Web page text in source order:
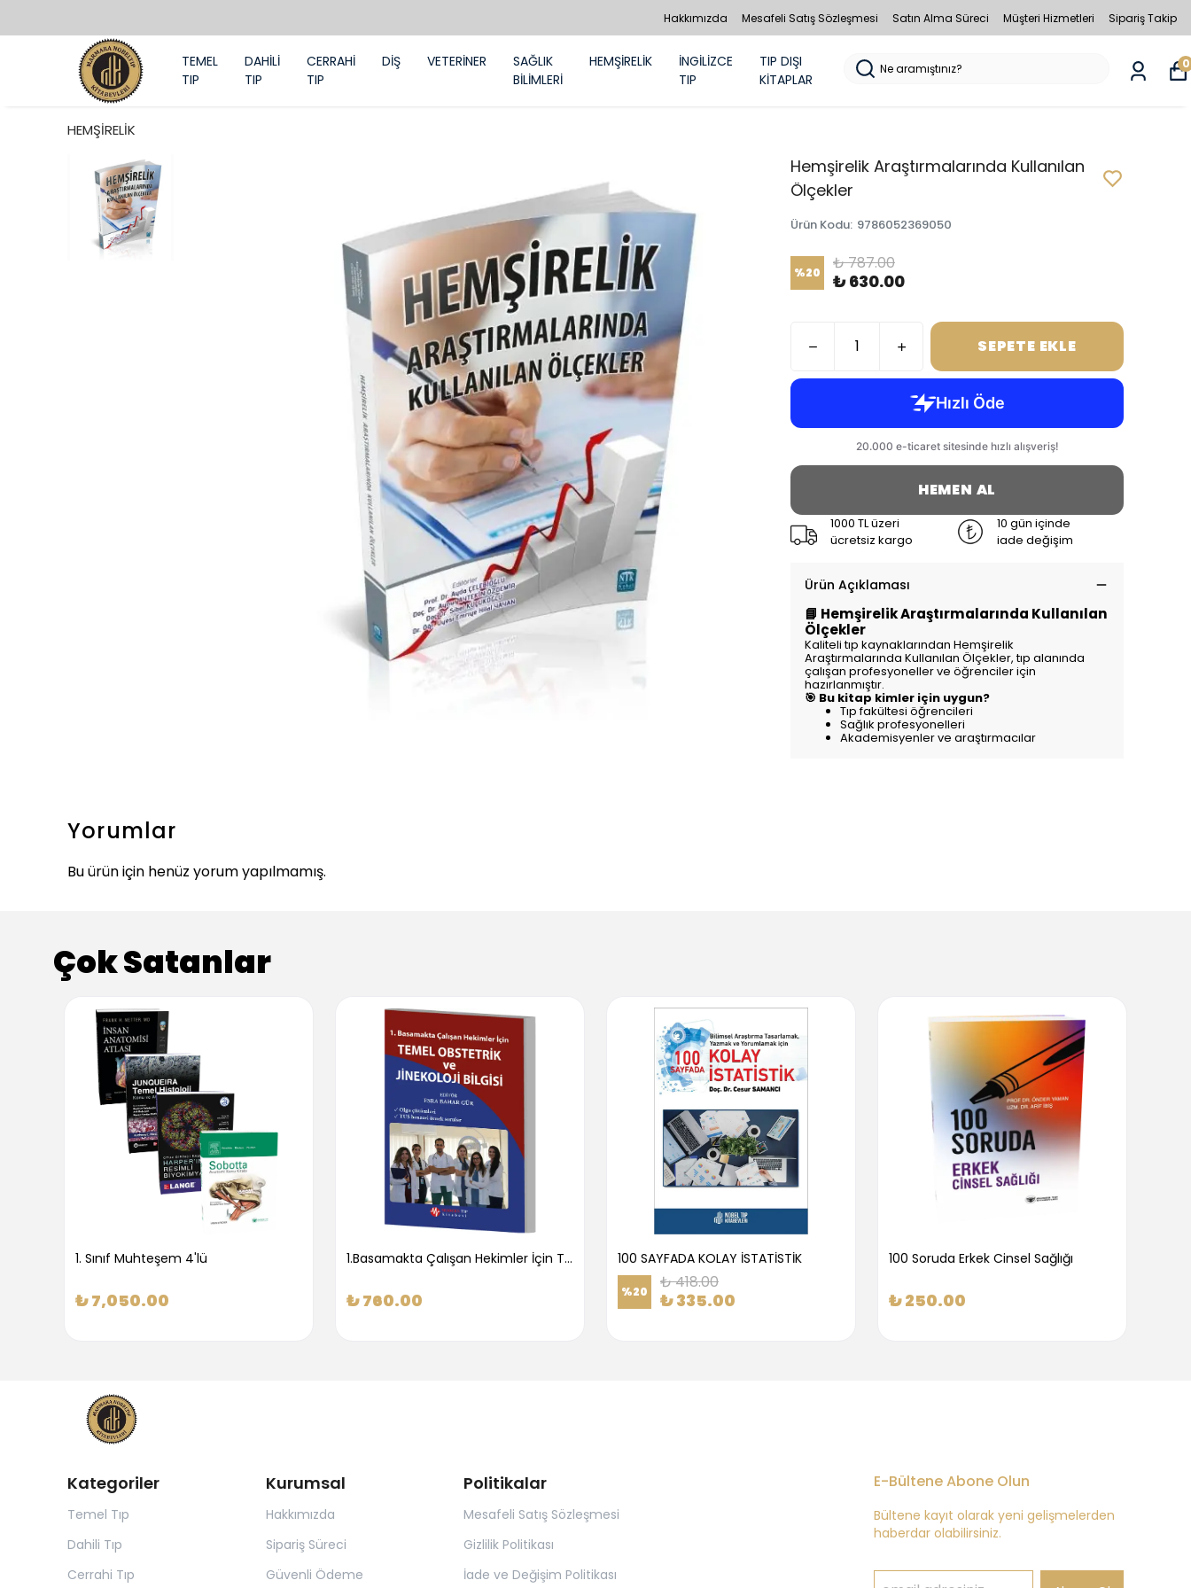
Hakkımızda Mesafeli Satış Sözleşmesi Satın Alma Süreci Müşteri Hizmetleri Sipariş Takip
TEMEL
TIP
DAHİLİ
TIP
CERRAHİ
TIP
DİŞ VETERİNER
SAĞLIK
BİLİMLERİ
HEMŞİRELİK
İNGİLİZCE
TIP
TIP DIŞI
KİTAPLAR
0
HEMŞİRELİK
Hemşirelik Araştırmalarında Kullanılan
Ölçekler
Ürün Kodu: 9786052369050
%20 ₺ 787.00
₺ 630.00
SEPETE EKLE
HEMEN AL
1000 TL üzeri
ücretsiz kargo
10 gün içinde
iade değişim
Ürün Açıklaması
📘 Hemşirelik Araştırmalarında Kullanılan
Ölçekler
Kaliteli tıp kaynaklarından Hemşirelik
Araştırmalarında Kullanılan Ölçekler, tıp alanında
çalışan profesyoneller ve öğrenciler için
hazırlanmıştır.
🎯 Bu kitap kimler için uygun?
Tıp fakültesi öğrencileri
Sağlık profesyonelleri
Akademisyenler ve araştırmacılar
Yorumlar
Bu ürün için henüz yorum yapılmamış.
Çok Satanlar
1. Sınıf Muhteşem 4'lü
₺ 7,050.00
1.Basamakta Çalışan Hekimler İçin Temel Obstetrik Ve Jinekoloji Bilgisi
₺ 760.00
100 SAYFADA KOLAY İSTATİSTİK
%20 ₺ 418.00
₺ 335.00
100 Soruda Erkek Cinsel Sağlığı
₺ 250.00
Kategoriler
Temel Tıp
Dahili Tıp
Cerrahi Tıp
Kurumsal
Hakkımızda
Sipariş Süreci
Güvenli Ödeme
Politikalar
Mesafeli Satış Sözleşmesi
Gizlilik Politikası
İade ve Değişim Politikası
E-Bültene Abone Olun
Bültene kayıt olarak yeni gelişmelerden
haberdar olabilirsiniz.